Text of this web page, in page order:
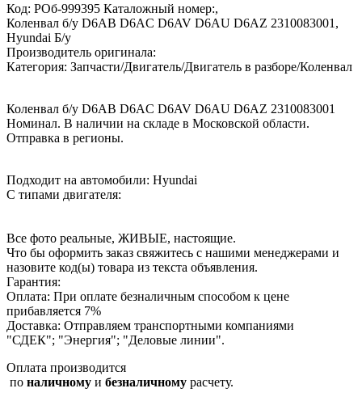
Код: РОб-999395 Каталожный номер:,
Коленвал б/у D6AB D6AC D6AV D6AU D6AZ 2310083001,
Hyundai Б/у
Производитель оригинала:
Категория: Запчасти/Двигатель/Двигатель в разборе/Коленвал
Коленвал б/у D6AB D6AC D6AV D6AU D6AZ 2310083001
Номинал. В наличии на складе в Московской области.
Отправка в регионы.
Подходит на автомобили: Hyundai
С типами двигателя:
Все фото реальные, ЖИВЫЕ, настоящие.
Что бы оформить заказ свяжитесь с нашими менеджерами и
назовите код(ы) товара из текста объявления.
Гарантия:
Оплата: При оплате безналичным способом к цене
прибавляется 7%
Доставка: Отправляем транспортными компаниями
"СДЕК"; "Энергия"; "Деловые линии".
Оплата производится
по наличному и безналичному расчету.